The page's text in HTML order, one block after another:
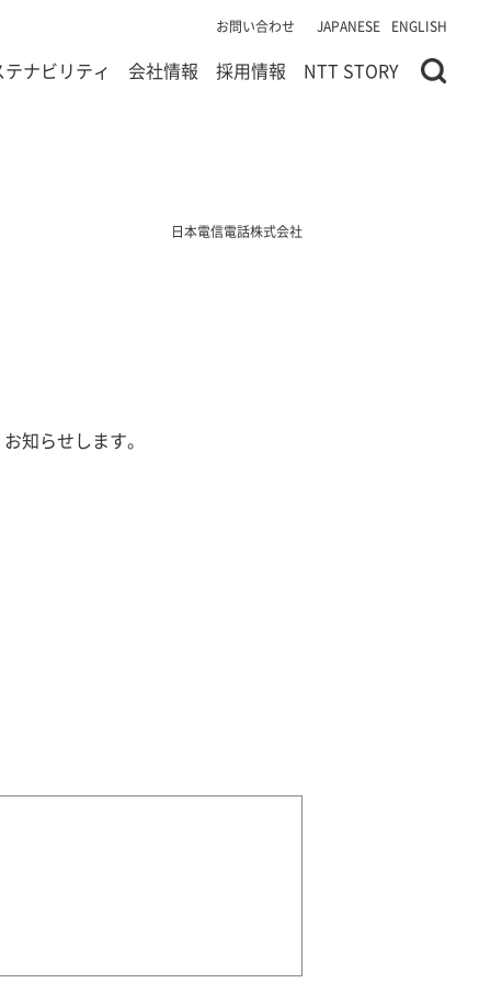
お問い合わせ JAPANESE ENGLISH
テナビリティ 会社情報 採用情報 NTT STORY
日本電信電話株式会社
知らせします。